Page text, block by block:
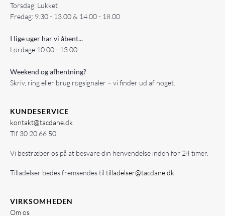
Torsdag: Lukket
Fredag: 9.30 - 13.00 & 14.00 - 18.00
I lige uger har vi åbent...
Lørdage 10.00 - 13.00
Weekend og afhentning?
Skriv, ring eller brug røgsignaler – vi finder ud af noget.
KUNDESERVICE
kontakt@tacdane.dk
Tlf 30 20 66 50
Vi bestræber os på at besvare din henvendelse inden for 24 timer.
Tilladelser bedes fremsendes til tilladelser@tacdane.dk
VIRKSOMHEDEN
Om os